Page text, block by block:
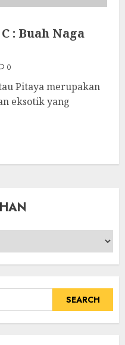
: Buah Naga
0
Pitaya merupakan
eksotik yang